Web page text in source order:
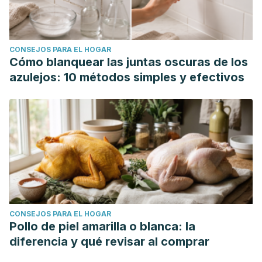
system on sleep scores, body composition and metabolism
in otherwise healthy individuals with sleep disturbances.
Chronobiology international, 41(6), 817–828.
https://doi.org/10.1080/07420528.2024.2353225
Fiorentini, D., Cappadone, C., Farruggia, G., & Prata, C.
(2021). Magnesium: Biochemistry, Nutrition, Detection, and
Social Impact of Diseases Linked to Its Deficiency.
Nutrients, 13(4), 1136.https://doi.org/10.3390/nu13041136
Mah, J., & Pitre, T. (2021). Oral magnesium supplementation
for insomnia in older adults: a Systematic Review & Meta-
Analysis. BMC complementary medicine and therapies,
21(1), 125.https://doi.org/10.1186/s12906-021-03297-z
Marshall, N. S., Serinel, Y., Killick, R., Child, J. M., Raisin, I.,
Berry, C. M., Lallukka, T., Wassing, R., Lee, R. W.,
Ratnavadivel, R., Vedam, H., Grunstein, R., Wong, K. K.,
Hoyos, C. M., Cayanan, E. A., Comas, M., Chapman, J. L., &
CONSEJOS PARA EL HOGAR
Cómo blanquear las juntas oscuras de los
azulejos: 10 métodos simples y efectivos
CONSEJOS PARA EL HOGAR
Pollo de piel amarilla o blanca: la
diferencia y qué revisar al comprar